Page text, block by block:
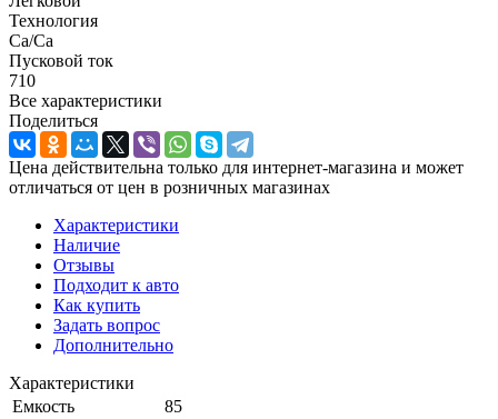
Технология
Ca/Ca
Пусковой ток
710
Все характеристики
Поделиться
Цена действительна только для интернет-магазина и может
отличаться от цен в розничных магазинах
Характеристики
Наличие
Отзывы
Подходит к авто
Как купить
Задать вопрос
Дополнительно
Характеристики
Емкость
85